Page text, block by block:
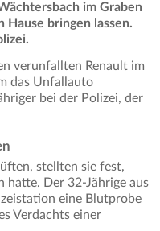
im Graben
Hause bringen lassen.
verunfallten Renault im
das Unfallauto
bei der Polizei, der
stellten sie fest,
hatte. Der 32-Jährige aus
eine Blutprobe
Verdachts einer